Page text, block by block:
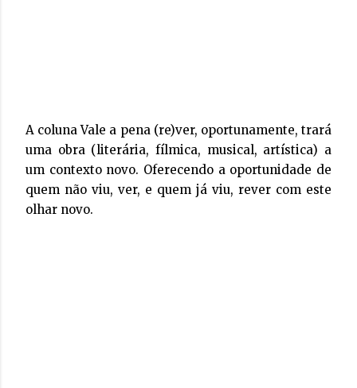
A coluna Vale a pena (re)ver, oportunamente, trará
uma obra (literária, fílmica, musical, artística) a
um contexto novo. Oferecendo a oportunidade de
quem não viu, ver, e quem já viu, rever com este
olhar novo.